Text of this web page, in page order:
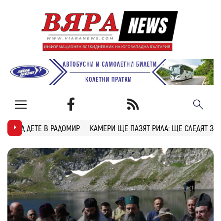
КАМЕРИ ЩЕ ПАЗЯТ РИЛА: ЩЕ СЛЕДЯТ ЗА ПОЖАРИ, БРАКОНИЕРИ И